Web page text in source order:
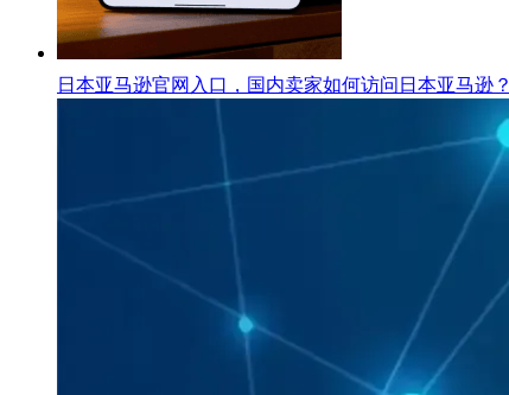
日本亚马逊官网入口，国内卖家如何访问日本亚马逊？